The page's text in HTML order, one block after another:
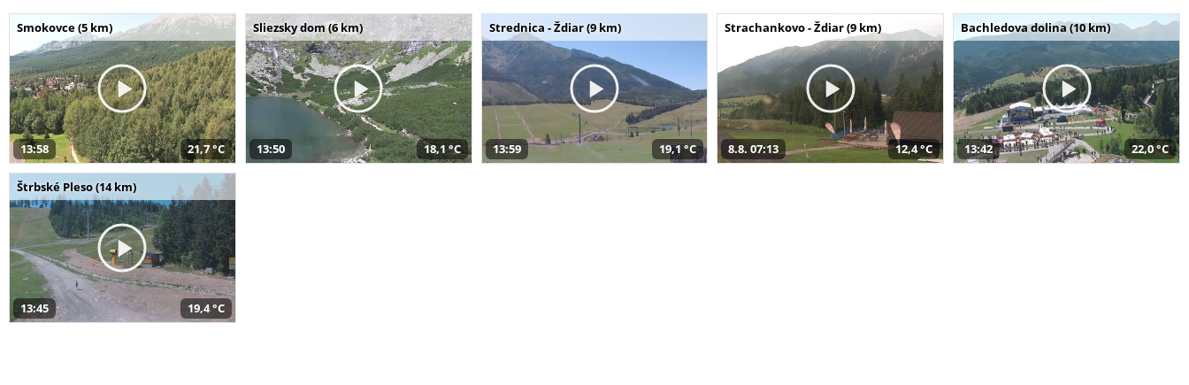
Smokovce (5 km)
13:58 21,7 °C
Sliezsky dom (6 km)
13:50 18,1 °C
Strednica - Ždiar (9 km)
13:59 19,1 °C
Strachankovo - Ždiar (9 km)
8.8. 07:13 12,4 °C
Bachledova dolina (10 km)
13:42 22,0 °C
Štrbské Pleso (14 km)
13:45 19,4 °C